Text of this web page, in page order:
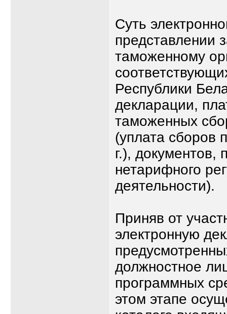
Суть
представлении
таможенному
Республики
декларации,
таможенных
(уплата сборов
г.),
нетарифного
деятельности).
Приняв от
электронную
должностное
программных
этом этапе